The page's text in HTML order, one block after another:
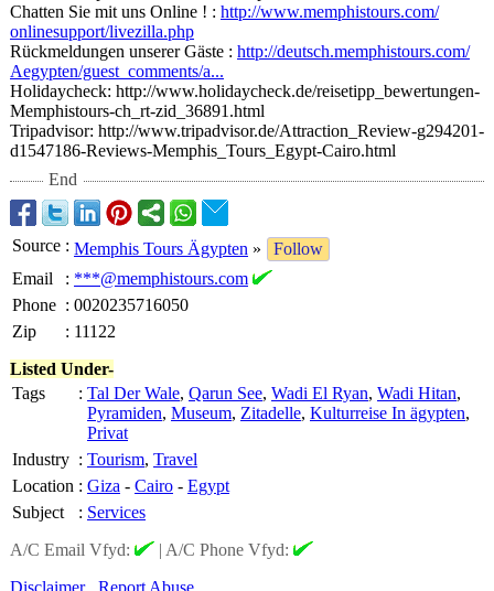
Chatten Sie mit uns Online ! : http://www.memphistours.com/
onlinesupport/livezilla.php
Rückmeldungen unserer Gäste : http://deutsch.memphistours.com/
Aegypten/guest_ comments/a...
Holidaycheck: http://www.holidaycheck.de/reisetipp_bewertungen-
Memphistours-ch_rt-zid_36891.html
Tripadvisor: http://www.tripadvisor.de/Attraction_Review-g294201-
d1547186-Reviews-Memphis_ Tours_Egypt-Cairo.html
End
Source : Memphis Tours Ägypten »
Follow
Email
: ***@memphistours.com
Phone : 0020235716050
Zip
: 11122
Listed Under-
Tags
: Tal Der Wale, Qarun See, Wadi El Ryan, Wadi Hitan,
Pyramiden, Museum, Zitadelle, Kulturreise In ägypten,
Privat
Industry : Tourism, Travel
Location : Giza - Cairo - Egypt
Subject
: Services
A/C Email Vfyd:
| A/C Phone Vfyd:
Disclaimer
Report Abuse